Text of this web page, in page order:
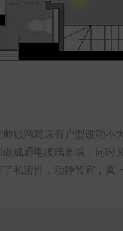
顾浩对原有户型改动
成通电玻璃幕墙，同
私密性，动静皆宜，真